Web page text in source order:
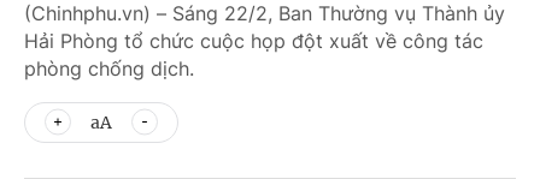
(Chinhphu.vn) – Sáng 22/2, Ban Thường vụ Thành ủy
Hải Phòng tổ chức cuộc họp đột xuất về công tác
phòng chống dịch.
aA